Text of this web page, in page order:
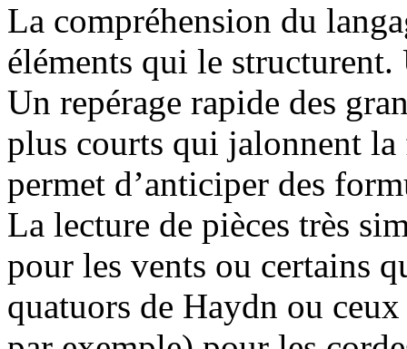
La compréhension du
éléments qui le structurent.
Un repérage rapide des
plus courts qui jalonnent
permet d’anticiper des
La lecture de pièces très
pour les vents ou certains
quatuors de Haydn ou